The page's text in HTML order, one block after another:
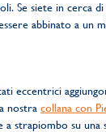
Se siete in cerca
abbinato a un
eccentrici
nostra collana con
strapiombo su una